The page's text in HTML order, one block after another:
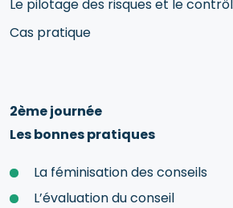
Le pilotage des risques et le
Cas pratique
2ème journée
Les bonnes pratiques
La féminisation des conseils
L’évaluation du conseil